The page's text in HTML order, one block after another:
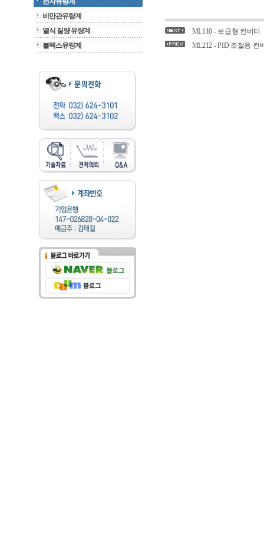
비만관유량계
열식 질량 유량계
볼텍스유량계
ML110 - 보급형 컨버터
ML212 - PID 조절용 컨